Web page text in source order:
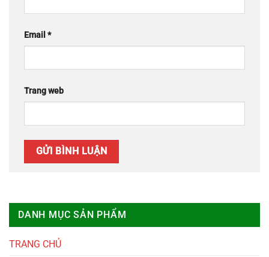
DANH MỤC SẢN PHẨM
TRANG CHỦ
Email *
Trang web